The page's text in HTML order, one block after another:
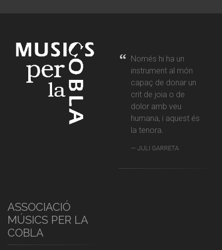
Només hi ha un
instrument al món
capaç de donar un
crit de joia o de
dolor amb veu
humana, i aquest és
la tenora.
JULI GARRETA
ASSOCIACIÓ
MÚSICS PER LA
COBLA